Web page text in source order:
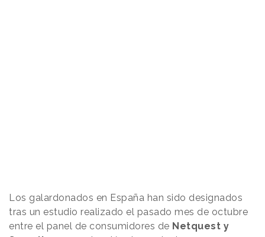
Los galardonados en España han sido designados
tras un estudio realizado el pasado mes de octubre
entre el panel de consumidores de Netquest y